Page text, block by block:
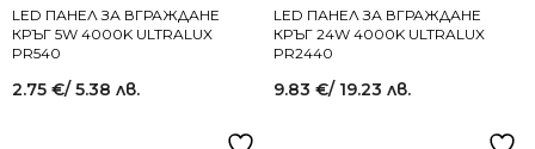
LED ПАНЕЛ ЗА ВГРАЖДАНЕ
КРЪГ 5W 4000K ULTRALUX
PR540
2.75 €/ 5.38 лв.
LED ПАНЕЛ ЗА ВГРАЖДАНЕ
КРЪГ 24W 4000K ULTRALUX
PR2440
9.83 €/ 19.23 лв.